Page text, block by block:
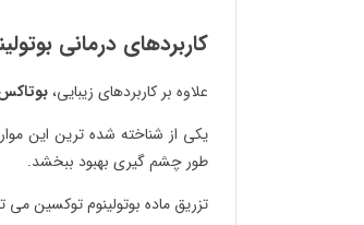
کاربردهای درمانی
علاوه بر کاربردهای زیبایی،
یکی از شناخته شده ترین این
طور چشم گیری بهبود ببخشد.
تزریق ماده بوتولینوم توکسین می